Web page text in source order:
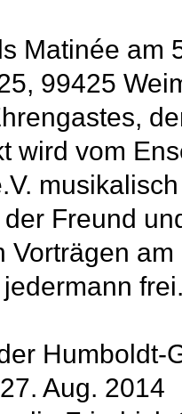
Matinée am
99425
wird vom
Freund
Vorträgen
Humboldt-
Aug. 2014